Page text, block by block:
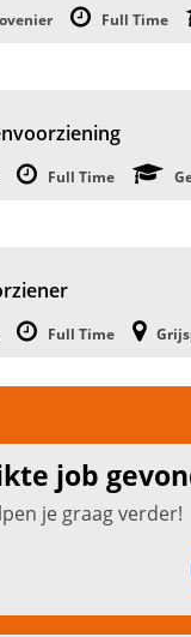
Full Time
Full Time
Full Time
job
je graag verder!